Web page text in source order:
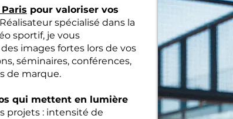
pour valoriser vos
Réalisateur spécialisé dans la
sportif, je vous
images fortes lors de vos
séminaires, conférences,
de marque.
qui mettent en lumière
projets : intensité de